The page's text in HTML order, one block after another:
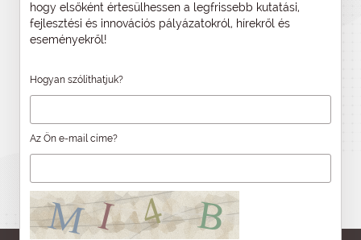
hogy elsőként értesülhessen a legfrissebb kutatási,
fejlesztési és innovációs pályázatokról, hírekről és
eseményekről!
Hogyan szólíthatjuk?
Az Ön e-mail címe?